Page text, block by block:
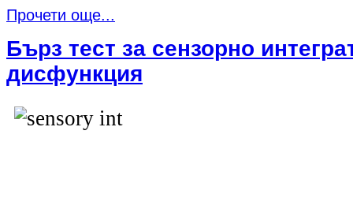
Прочети още...
Бърз тест за сензорно
дисфункция